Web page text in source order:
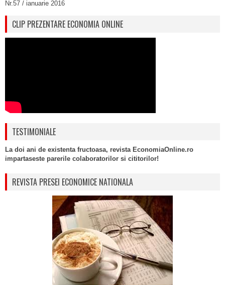
Nr.57 / ianuarie 2016
CLIP PREZENTARE ECONOMIA ONLINE
TESTIMONIALE
La doi ani de existenta fructoasa, revista EconomiaOnline.ro
impartaseste parerile colaboratorilor si cititorilor!
REVISTA PRESEI ECONOMICE NATIONALA